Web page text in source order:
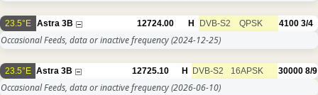
23.5°E Astra 3B 12724.00 H DVB-S2 QPSK 4100 3/4
Occasional Feeds, data or inactive frequency(2024-12-25)
23.5°E Astra 3B 12725.10 H DVB-S2 16APSK 30000 8/9
Occasional Feeds, data or inactive frequency(2026-06-10)